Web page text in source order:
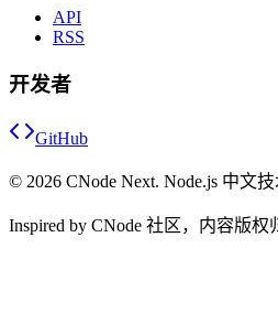
API
RSS
开发者
GitHub
© 2026 CNode Next. Node.js 中文技
Inspired by CNode 社区，内容版权